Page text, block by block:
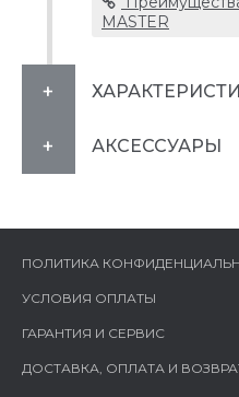
MASTER
АКСЕССУАРЫ
ПОЛИТИКА
УСЛОВИЯ ОПЛАТЫ
ГАРАНТИЯ И СЕРВИС
ДОСТАВКА, ОПЛАТА И